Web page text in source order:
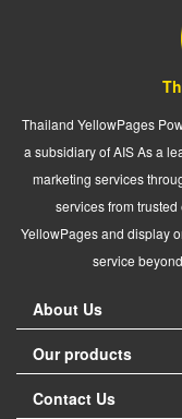
Thailand YellowPages
a subsidiary of AIS As a
marketing services
services from
YellowPages and display
service
About Us
Our products
Contact Us